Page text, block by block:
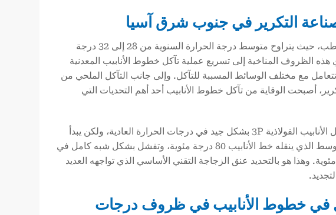
التكرير في جنوب شرق آسيا
تشتهر منطقة جنوب شرق آسيا بمناخها الاستوائي الحار والرطب، حيث يتراوح متوسط درجة الحرارة السنوية من 28 إلى 32 درجة
تتراوح باستمرار بين 75% و85%. وتؤدي هذه الظروف المناخية إلى تسريع عملية تآكل خطوط الأنابيب المعدنية
مع مختلف الوسائط المسببة للتآكل. وإلى جانب التآكل الملحي من
أصبحت الوقاية من تآكل خطوط الأنابيب أحد أهم التحديات التي
تعمل الطلاءات التقليدية المضادة للتآكل لخطوط الأنابيب مثل الأنابيب الفولاذية 3P بشكل جيد في درجات الحرارة العادية، ولكن يبدأ
أداؤها في الانخفاض بشكل كبير عندما تتجاوز درجة حرارة الوسط الذي ينقله خط الأنابيب 80 درجة مئوية، وتفشل بشكل شبه كامل في
درجات الحرارة العالية التي تزيد عن 110 درجة مئوية. وهذا هو بالتحديد عنق الزجاجة التقني الأساسي الذي تواجهه العديد
في خطوط الأنابيب في ظروف درجات